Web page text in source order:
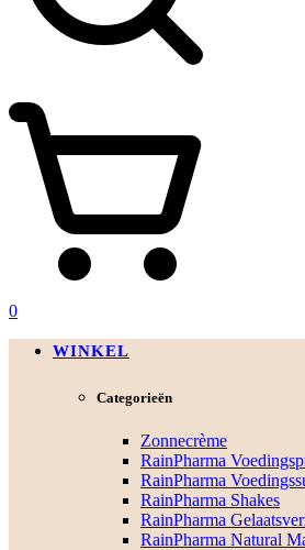
0
WINKEL
Categorieën
Zonnecrème
RainPharma
RainPharma
RainPharma Shakes
RainPharma
RainPharma Natural